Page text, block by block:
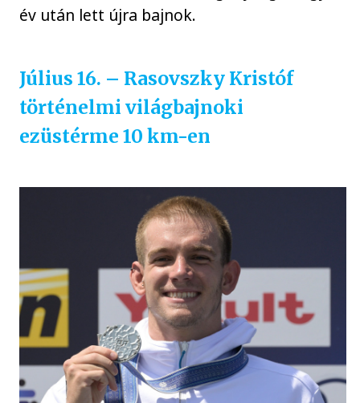
év után lett újra bajnok.
Július 16. – Rasovszky Kristóf
történelmi világbajnoki
ezüstérme 10 km-en